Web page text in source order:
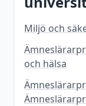
Miljö och
och hälsa